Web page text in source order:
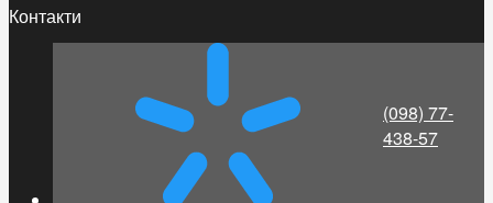
Контакти
(098) 77-
438-57